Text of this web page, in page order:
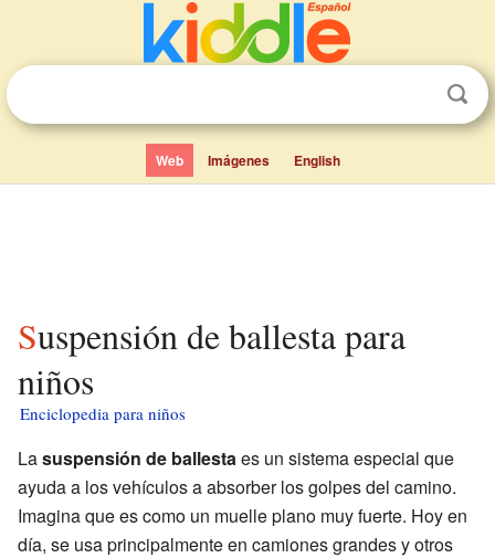
Web Imágenes English
Suspensión de ballesta para
niños
Enciclopedia para niños
Lasuspensión de ballestaes un sistema especial que
ayuda a los vehículos a absorber los golpes del camino.
Imagina que es como un muelle plano muy fuerte. Hoy en
día, se usa principalmente en camiones grandes y otros